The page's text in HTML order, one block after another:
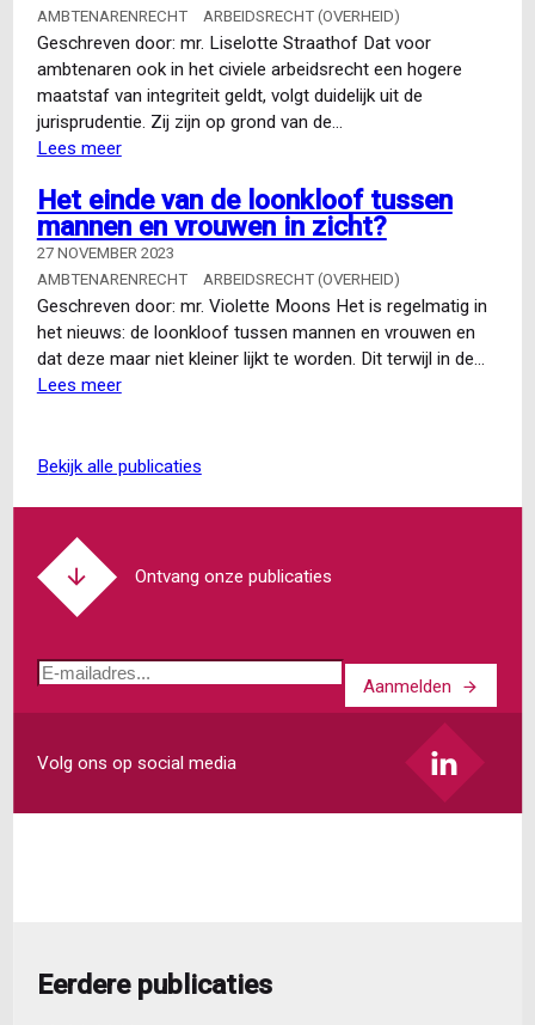
AMBTENARENRECHT
ARBEIDSRECHT (OVERHEID)
Geschreven door: mr. Liselotte Straathof Dat voor
ambtenaren ook in het civiele arbeidsrecht een hogere
maatstaf van integriteit geldt, volgt duidelijk uit de
jurisprudentie. Zij zijn op grond van de…
Lees meerover
ambtenaren
hun
salarisstrook
goed
moeten
controleren
Het einde van de loonkloof tussen
mannen en vrouwen in zicht?
27 NOVEMBER 2023
AMBTENARENRECHT
ARBEIDSRECHT (OVERHEID)
Geschreven door: mr. Violette Moons Het is regelmatig in
het nieuws: de loonkloof tussen mannen en vrouwen en
dat deze maar niet kleiner lijkt te worden. Dit terwijl in de…
Lees meerover
van
mannen
zicht?
bekijk alle publicaties
Ontvang onze publicaties
E-
Aanmelden
Volg ons op social media
Eerdere publicaties